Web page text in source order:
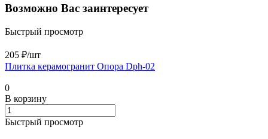
Возможно Вас заинтересует
Быстрый просмотр
205 ₽/шт
Плитка керамогранит Опора Dph-02
0
В корзину
Быстрый просмотр